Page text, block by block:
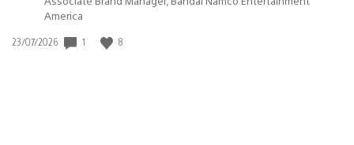
America
Fecha
23/07/2026 1 8